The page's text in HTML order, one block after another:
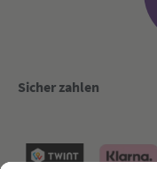
Sicher zahlen